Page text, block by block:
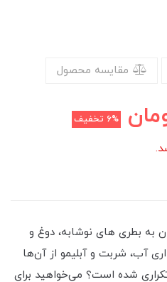
مقایسه محصول
6% تخفیف
به بطری های نوشابه، دوغ و
آب، شربت و آبلیمو از آن‌ها
شده ‌است؟ می‌‌خواهید برای